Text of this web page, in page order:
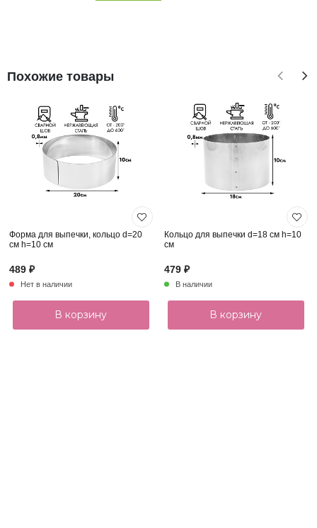
Похожие товары
Форма для выпечки, кольцо d=20
см h=10 см
489 ₽
Нет в наличии
В корзину
Кольцо для выпечки d=18 см h=10
см
479 ₽
В наличии
В корзину